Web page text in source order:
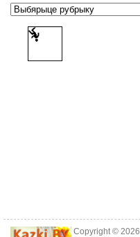
Copyright © 2026